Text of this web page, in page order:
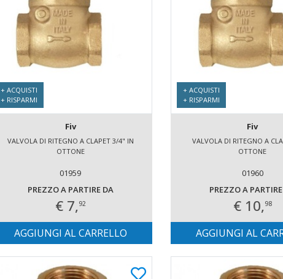
+ ACQUISTI
+ RISPARMI
Fiv
VALVOLA DI RITEGNO A CLAPET 3/4" IN
OTTONE
01959
PREZZO A PARTIRE DA
€ 7,92
AGGIUNGI AL CARRELLO
+ ACQUISTI
+ RISPARMI
Fiv
VALVOLA DI RITEGNO A
OTTONE
01960
PREZZO A
€ 10,98
AGGIUNGI AL